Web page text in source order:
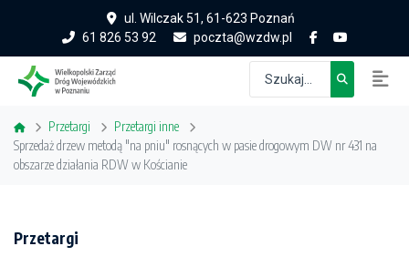
ul. Wilczak 51, 61-623 Poznań
61 826 53 92
poczta@wzdw.pl
Przetargi
Przetargi inne
Sprzedaż drzew metodą "na pniu" rosnących w pasie drogowym DW nr 431 na
obszarze działania RDW w Kościanie
Przetargi